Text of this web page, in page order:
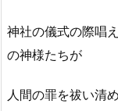
神社の儀式の際唱
の神様たちが
人間の罪を祓い清